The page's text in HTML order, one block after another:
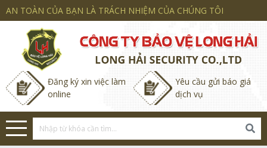
AN TOÀN CỦA BẠN LÀ TRÁCH NHIỆM CỦA CHÚNG TÔI
Đăng ký xin việc làm
online
Yêu cầu gửi báo giá
dịch vụ